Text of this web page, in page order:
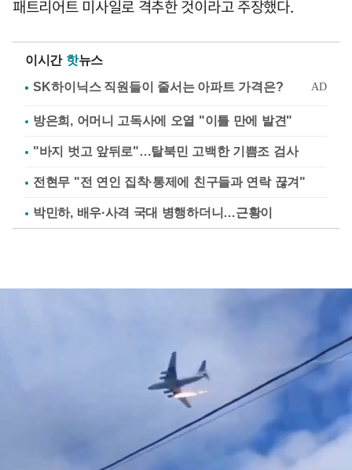
패트리어트 미사일로 격추한 것이라고 주장했다.
이시간 핫뉴스
방은희, 어머니 고독사에 오열 "이틀 만에 발견"
"바지 벗고 앞뒤로"…탈북민 고백한 기쁨조 검사
전현무 "전 연인 집착·통제에 친구들과 연락 끊겨"
박민하, 배우·사격 국대 병행하더니…근황이